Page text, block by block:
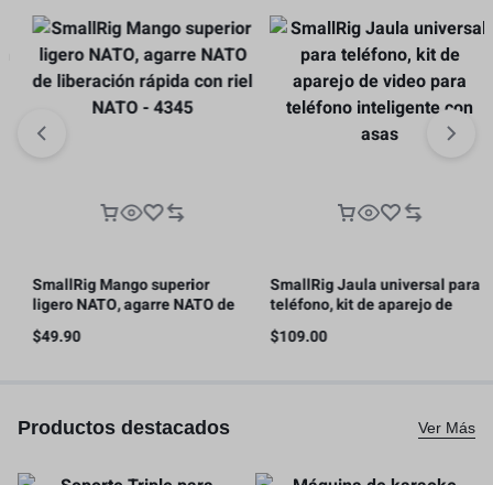
SmallRig Mango superior
ligero NATO, agarre NATO de
liberación rápida con riel NATO
– 4345
49.90
SmallRig Jaula universal para
teléfono, kit de aparejo de
video para teléfono inteligente
con asas
109.00
Productos destacados Ver Más